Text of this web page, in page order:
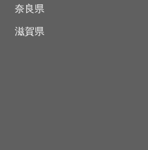
奈良県
滋賀県